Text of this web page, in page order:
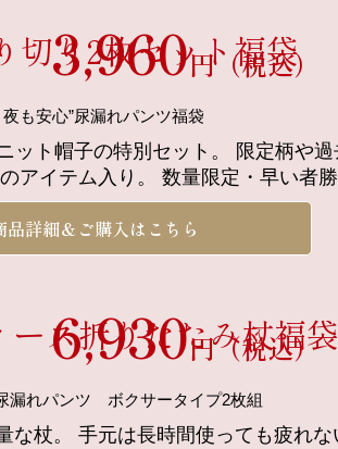
切り2枚セット福袋
3,960円（税込）
ット帽子の特別セット。 限定柄や過
アイテム入り。 数量限定・早い者勝
品詳細＆ご購入はこちら
ース折りたたみ杖福袋
6,930円（税込）
杖。 手元は長時間使っても疲れな